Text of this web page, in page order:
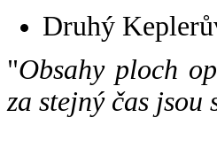
Druhý
"Obsahy ploch
za stejný čas jsou